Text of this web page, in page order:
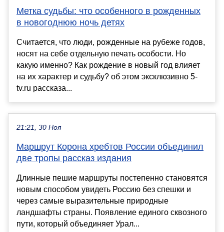
Метка судьбы: что особенного в рожденных
в новогоднюю ночь детях
Считается, что люди, рожденные на рубеже годов,
носят на себе отдельную печать особости. Но
какую именно? Как рождение в новый год влияет
на их характер и судьбу? об этом эксклюзивно 5-
tv.ru рассказа...
21:21, 30 Ноя
Маршрут Корона хребтов России объединил
две тропы рассказ издания
Длинные пешие маршруты постепенно становятся
новым способом увидеть Россию без спешки и
через самые выразительные природные
ландшафты страны. Появление единого сквозного
пути, который объединяет Урал...